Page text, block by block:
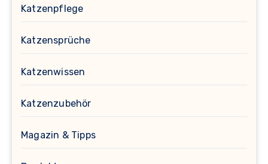
Katzenpflege
Katzensprüche
Katzenwissen
Katzenzubehör
Magazin & Tipps